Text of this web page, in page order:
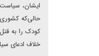
ایشان،
کودک را به
خلاف ادعای